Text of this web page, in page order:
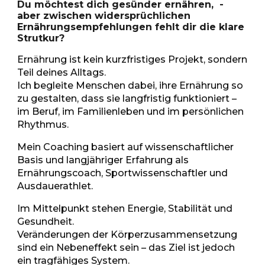
Du möchtest dich gesünder ernähren, -
aber zwischen widersprüchlichen
Ernährungsempfehlungen fehlt dir die klare
Strutkur?
Ernährung ist kein kurzfristiges Projekt, sondern
Teil deines Alltags.
Ich begleite Menschen dabei, ihre Ernährung so
zu gestalten, dass sie langfristig funktioniert –
im Beruf, im Familienleben und im persönlichen
Rhythmus.
Mein Coaching basiert auf wissenschaftlicher
Basis und langjähriger Erfahrung als
Ernährungscoach, Sportwissenschaftler und
Ausdauerathlet.
Im Mittelpunkt stehen Energie, Stabilität und
Gesundheit.
Veränderungen der Körperzusammensetzung
sind ein Nebeneffekt sein – das Ziel ist jedoch
ein tragfähiges System.